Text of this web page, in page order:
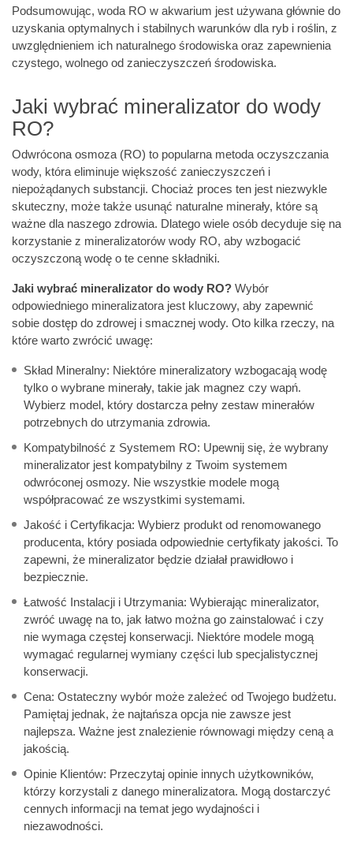
Podsumowując, woda RO w akwarium jest używana głównie do
uzyskania optymalnych i stabilnych warunków dla ryb i roślin, z
uwzględnieniem ich naturalnego środowiska oraz zapewnienia
czystego, wolnego od zanieczyszczeń środowiska.
Jaki wybrać mineralizator do wody
RO?
Odwrócona osmoza (RO) to popularna metoda oczyszczania
wody, która eliminuje większość zanieczyszczeń i
niepożądanych substancji. Chociaż proces ten jest niezwykle
skuteczny, może także usunąć naturalne minerały, które są
ważne dla naszego zdrowia. Dlatego wiele osób decyduje się na
korzystanie z mineralizatorów wody RO, aby wzbogacić
oczyszczoną wodę o te cenne składniki.
Jaki wybrać mineralizator do wody RO? Wybór
odpowiedniego mineralizatora jest kluczowy, aby zapewnić
sobie dostęp do zdrowej i smacznej wody. Oto kilka rzeczy, na
które warto zwrócić uwagę:
Skład Mineralny: Niektóre mineralizatory wzbogacają wodę
tylko o wybrane minerały, takie jak magnez czy wapń.
Wybierz model, który dostarcza pełny zestaw minerałów
potrzebnych do utrzymania zdrowia.
Kompatybilność z Systemem RO: Upewnij się, że wybrany
mineralizator jest kompatybilny z Twoim systemem
odwróconej osmozy. Nie wszystkie modele mogą
współpracować ze wszystkimi systemami.
Jakość i Certyfikacja: Wybierz produkt od renomowanego
producenta, który posiada odpowiednie certyfikaty jakości. To
zapewni, że mineralizator będzie działał prawidłowo i
bezpiecznie.
Łatwość Instalacji i Utrzymania: Wybierając mineralizator,
zwróć uwagę na to, jak łatwo można go zainstalować i czy
nie wymaga częstej konserwacji. Niektóre modele mogą
wymagać regularnej wymiany części lub specjalistycznej
konserwacji.
Cena: Ostateczny wybór może zależeć od Twojego budżetu.
Pamiętaj jednak, że najtańsza opcja nie zawsze jest
najlepsza. Ważne jest znalezienie równowagi między ceną a
jakością.
Opinie Klientów: Przeczytaj opinie innych użytkowników,
którzy korzystali z danego mineralizatora. Mogą dostarczyć
cennych informacji na temat jego wydajności i
niezawodności.